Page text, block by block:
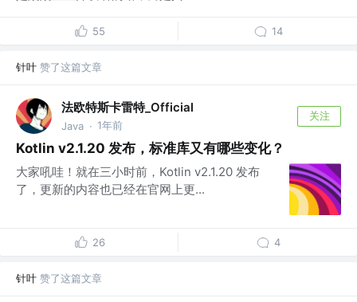
55 14
针叶 赞了这篇文章
法欧特斯卡雷特_Official
Java · 1年前
关注
Kotlin v2.1.20 发布，标准库又有哪些变化？
大家吼哇！就在三小时前，Kotlin v2.1.20 发布
了，更新的内容也已经在官网上更...
26 4
针叶 赞了这篇文章